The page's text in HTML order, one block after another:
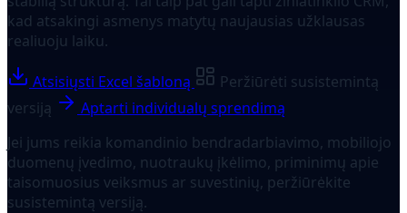
kad atsakingi asmenys matytų naujausias užklausas
realiuoju laiku.
Atsisiųsti Excel šabloną
Peržiūrėti susistemintą
versiją
Aptarti individualų sprendimą
Jei jums reikia komandinio bendradarbiavimo, mobiliojo
duomenų įvedimo, nuotraukų įkėlimo, priminimų apie
taisomuosius veiksmus ar suvestinių, peržiūrėkite
susistemintą versiją.